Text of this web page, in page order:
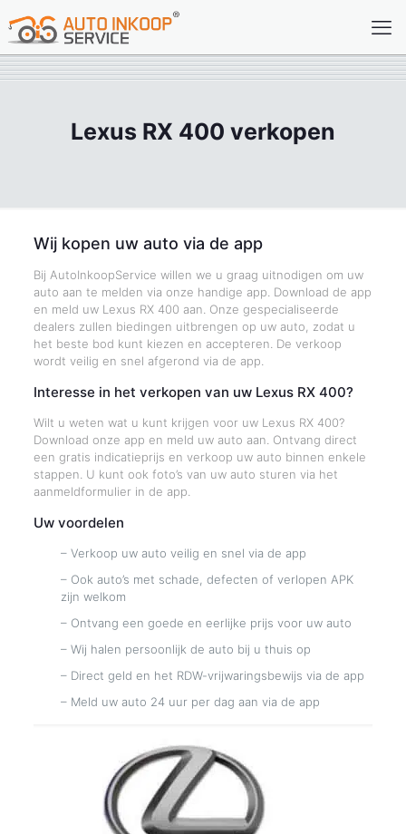
Lexus RX 400 verkopen
Wij kopen uw auto via de app
Bij AutoInkoopService willen we u graag uitnodigen om uw
auto aan te melden via onze handige app. Download de app
en meld uw Lexus RX 400 aan. Onze gespecialiseerde
dealers zullen biedingen uitbrengen op uw auto, zodat u
het beste bod kunt kiezen en accepteren. De verkoop
wordt veilig en snel afgerond via de app.
Interesse in het verkopen van uw Lexus RX 400?
Wilt u weten wat u kunt krijgen voor uw Lexus RX 400?
Download onze app en meld uw auto aan. Ontvang direct
een gratis indicatieprijs en verkoop uw auto binnen enkele
stappen. U kunt ook foto’s van uw auto sturen via het
aanmeldformulier in de app.
Uw voordelen
– Verkoop uw auto veilig en snel via de app
– Ook auto’s met schade, defecten of verlopen APK
zijn welkom
– Ontvang een goede en eerlijke prijs voor uw auto
– Wij halen persoonlijk de auto bij u thuis op
– Direct geld en het RDW-vrijwaringsbewijs via de app
– Meld uw auto 24 uur per dag aan via de app